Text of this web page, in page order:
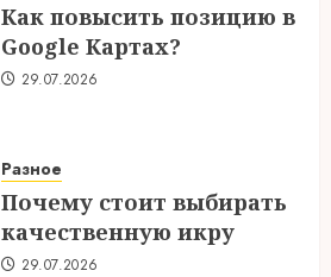
Как повысить позицию в
Google Картах?
29.07.2026
Разное
Почему стоит выбирать
качественную икру
29.07.2026